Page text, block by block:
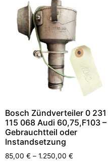
Bosch Zündverteiler 0 231
115 068 Audi 60,75,F103 –
Gebrauchtteil oder
Instandsetzung
85,00 € – 1.250,00 €